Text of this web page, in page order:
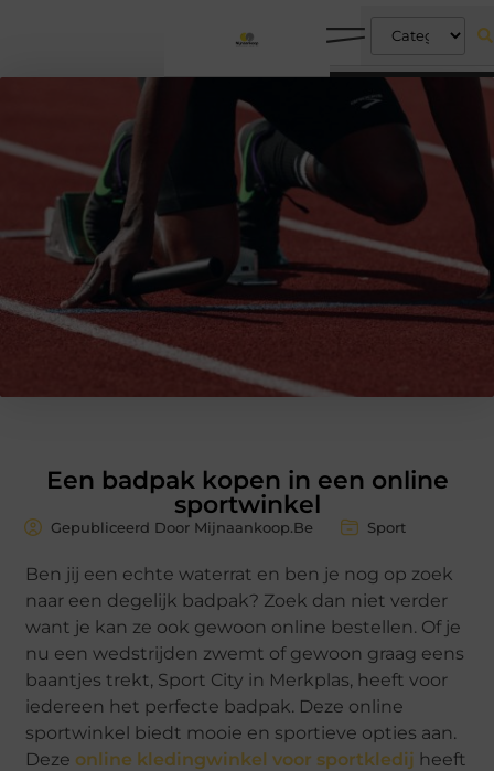
Een badpak kopen in een online
sportwinkel
Gepubliceerd Door Mijnaankoop.Be Sport
Ben jij een echte waterrat en ben je nog op zoek
naar een degelijk badpak? Zoek dan niet verder
want je kan ze ook gewoon online bestellen. Of je
nu een wedstrijden zwemt of gewoon graag eens
baantjes trekt, Sport City in Merkplas, heeft voor
iedereen het perfecte badpak. Deze online
sportwinkel biedt mooie en sportieve opties aan.
Deze online kledingwinkel voor sportkledij heeft